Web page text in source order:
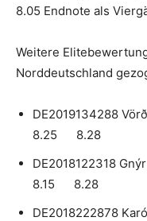
8.05 Endnote als
Weitere
Norddeutschland
DE2019134288
8.25 8.28
DE2018122318
8.15 8.28
DE2018222878